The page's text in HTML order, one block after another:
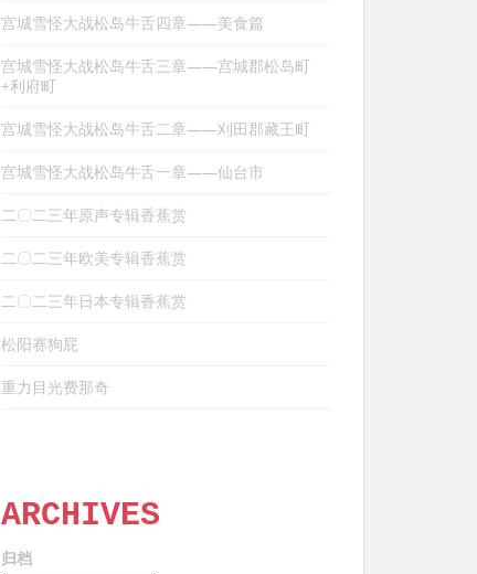
宫城雪怪大战松岛牛舌四章——美食篇
宫城雪怪大战松岛牛舌三章——宫城郡松岛町
+利府町
宫城雪怪大战松岛牛舌二章——刈田郡藏王町
宫城雪怪大战松岛牛舌一章——仙台市
二〇二三年原声专辑香蕉赏
二〇二三年欧美专辑香蕉赏
二〇二三年日本专辑香蕉赏
松阳赛狗屁
重力目光费那奇
ARCHIVES
归档